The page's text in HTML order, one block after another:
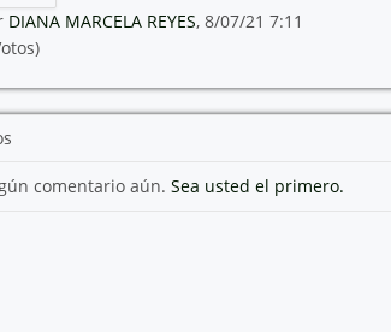
DIANA MARCELA REYES, 8/07/21 7:11
comentario aún. Sea usted el primero.